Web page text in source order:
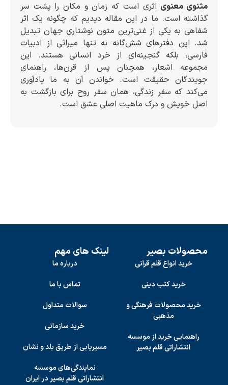
مثنوی معنوی اثری است که زمان و مکان را پشت سر
گذاشته است. ما در این مقاله دیدیم که چگونه یک اثر
شفاهی به یکی از غنی‌ترین متون نوشتاری جهان تبدیل
شد. این دفترهای شش‌گانه نه تنها میراثی از ادبیات
فارسی، بلکه گنجینه‌ای از خرد انسانی هستند. این
مجموعه اشعار، همچنان پس از قرن‌ها، راهنمای
جویندگان حقیقت است. خواندن آن به ما یادآوری
می‌کند که سفر زندگی، همان سفر روح برای بازگشت به
اصل خویش و درک ماهیت اصلی عشق است.
محصولات بصیر
خرید انواع قلم قرآنی
خرید کتب دینی
خرید محصولات فرهنگی و
مذهبی
راهنمایی خرید از موسسه
انتشاراتی قلم بصیر
لینک های مهم
درباره ما
تماس با ما
سوالات متداول
خرید سازمانی
مسیریابی از طریق بلد و نشان
نمایندگی‌های موسسه
انتشاراتی قلم بصیر در ایران